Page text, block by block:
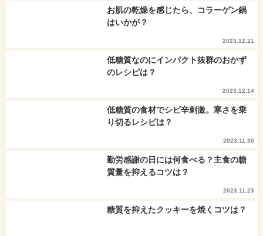
お肌の乾燥を感じたら、コラーゲン鍋
はいかが？
2023.12.21
低糖質なのにインパクト抜群のおかず
のレシピは？
2023.12.14
低糖質の食材でシビ辛刺激。寒さを乗
り切るレシピは？
2023.11.30
勤労感謝の日には何食べる？主食の糖
質量を抑えるコツは？
2023.11.23
糖質を抑えたクッキーを焼くコツは？